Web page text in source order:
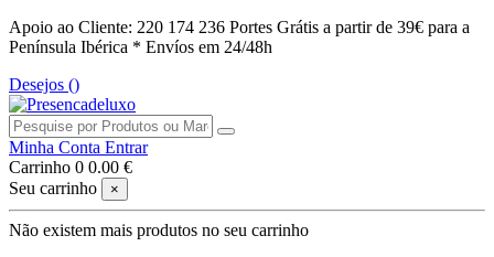
Apoio ao Cliente: 220 174 236 Portes Grátis a partir de 39€ para a
Península Ibérica * Envíos em 24/48h
Desejos ()
Minha Conta Entrar
Carrinho 0 0.00 €
Seu carrinho
×
Não existem mais produtos no seu carrinho